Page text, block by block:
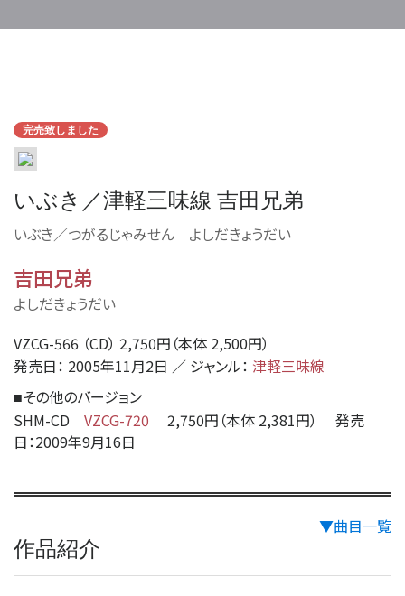
完売致しました
いぶき／津軽三味線 吉田兄弟
いぶき／つがるじゃみせん よしだきょうだい
吉田兄弟
よしだきょうだい
VZCG-566 （CD） 2,750円（本体 2,500円）
発売日： 2005年11月2日 ／ ジャンル： 津軽三味線
■その他のバージョン
SHM-CD VZCG-720 2,750円（本体 2,381円） 発売
日：2009年9月16日
▼曲目一覧
作品紹介